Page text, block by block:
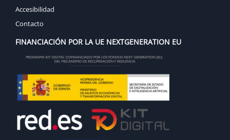
Accesibilidad
Contacto
FINANCIACIÓN POR LA UE NEXTGENERATION EU